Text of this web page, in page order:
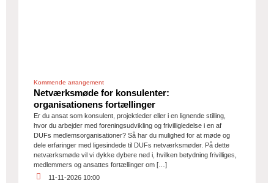
Kommende arrangement
Netværksmøde for konsulenter:
organisationens fortællinger
Er du ansat som konsulent, projektleder eller i en lignende stilling,
hvor du arbejder med foreningsudvikling og frivilligledelse i en af
DUFs medlemsorganisationer? Så har du mulighed for at møde og
dele erfaringer med ligesindede til DUFs netværksmøder. På dette
netværksmøde vil vi dykke dybere ned i, hvilken betydning frivilliges,
medlemmers og ansattes fortællinger om […]
11-11-2026 10:00